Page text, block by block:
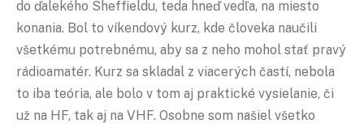
do ďalekého Sheffieldu, teda hneď vedľa, na miesto
konania. Bol to víkendový kurz, kde človeka naučili
všetkému potrebnému, aby sa z neho mohol stať pravý
rádioamatér. Kurz sa skladal z viacerých častí, nebola
to iba teória, ale bolo v tom aj praktické vysielanie, či
už na HF, tak aj na VHF. Osobne som našiel všetko